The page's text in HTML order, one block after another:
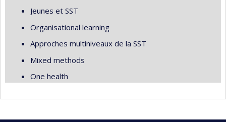
Jeunes et SST
Organisational learning
Approches multiniveaux de la SST
Mixed methods
One health